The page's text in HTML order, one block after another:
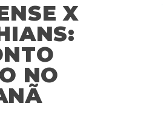
X
NO